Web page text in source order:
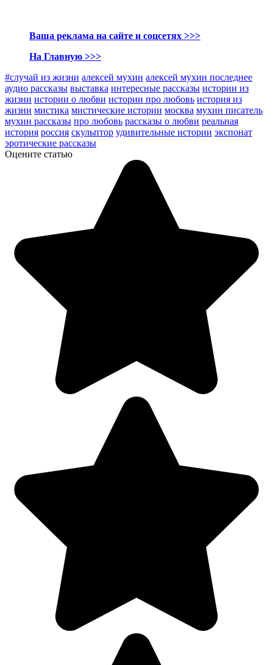
Ваша реклама на сайте и соцсетях >>>
На Главную >>>
#случай из жизни алексей мухин алексей мухин последнее
аудио рассказы выставка интересные рассказы истории из
жизни истории о любви истории про любовь история из
жизни мистика мистические истории москва мухин писатель
мухин рассказы про любовь рассказы о любви реальная
история россия скульптор удивительные истории экспонат
эротические рассказы
Оцените статью